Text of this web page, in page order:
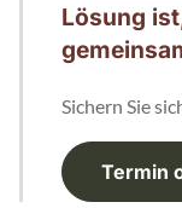
Lösung
Sichern Sie
Termin